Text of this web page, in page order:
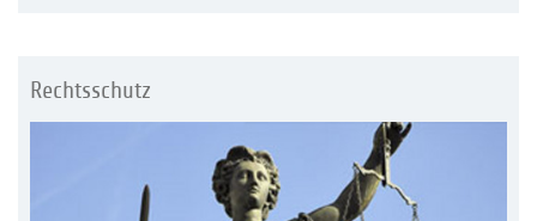
Rechtsschutz